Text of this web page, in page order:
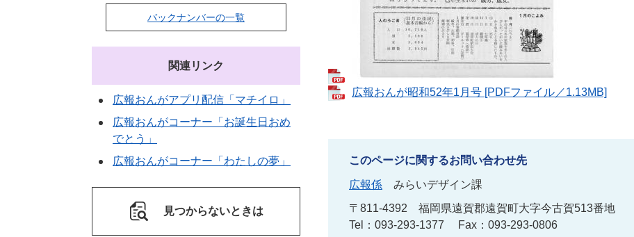
広報おんが昭和52年1月号 [PDFファイル／1.13MB]
このページに関するお問い合わせ先
広報係
みらいデザイン課
〒811-4392
福岡県遠賀郡遠賀町大字今古賀513番地
Tel：093-293-1377
Fax：093-293-0806
バックナンバーの一覧
関連リンク
広報おんがアプリ配信「マチイロ」
広報おんがコーナー「お誕生日おめ
でとう」
広報おんがコーナー「わたしの夢」
見つからないときは